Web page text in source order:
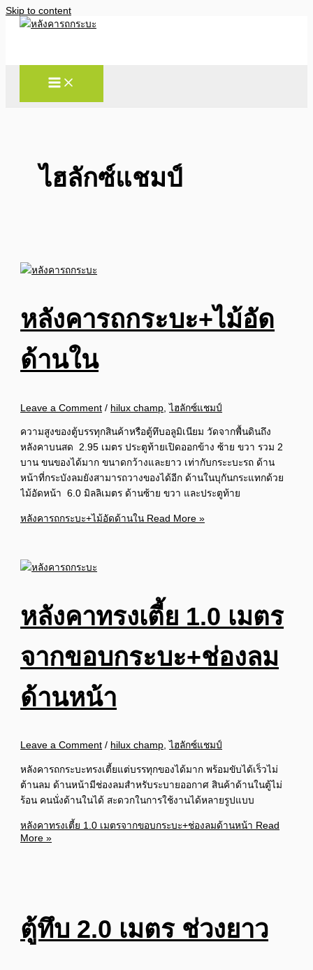
Skip to content
ไฮลักซ์แชมป์
หลังคารถกระบะ+ไม้อัด
ด้านใน
Leave a Comment / hilux champ ,ไฮลักซ์แชมป์
ความสูงของตู้บรรทุกสินค้าหรือตู้ทึบอลูมิเนียม วัดจากพื้นดินถึง
หลังคาบนสด 2.95 เมตร ประตูท้ายเปิดออกข้าง ซ้าย ขวา รวม 2
บาน ขนของได้มาก ขนาดกว้างและยาว เท่ากับกระะบะรถ ด้าน
หน้าที่กระบังลมยังสามารถวางของได้อีก ด้านในบุกันกระแทกด้วย
ไม้อัดหน้า 6.0 มิลลิเมตร ด้านซ้าย ขวา และประตูท้าย
หลังคารถกระบะ+ไม้อัดด้านใน Read More »
หลังคาทรงเตี้ย 1.0 เมตร
จากขอบกระบะ+ช่องลม
ด้านหน้า
Leave a Comment / hilux champ,ไฮลักซ์แชมป์
หลังคารถกระบะทรงเตี้ยแต่บรรทุกของได้มาก พร้อมขับได้เร็วไม่
ต้านลม ด้านหน้ามีช่องลมสำหรับระบายออกาศ สินค้าด้านในตู้ไม่
ร้อน คนนั่งด้านในได้ สะดวกในการใช้งานได้หลายรูปแบบ
หลังคาทรงเตี้ย 1.0 เมตรจากขอบกระบะ+ช่องลมด้านหน้า Read
More »
ตู้ทึบ 2.0 เมตร ช่วงยาว